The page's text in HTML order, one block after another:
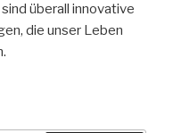
überall innovative
die unser Leben